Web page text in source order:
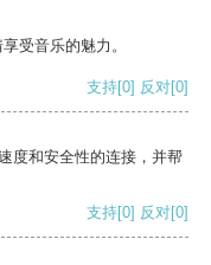
受音乐的魅力。
支持[0] 反对[0]
度和安全性的连接，并帮
支持[0] 反对[0]